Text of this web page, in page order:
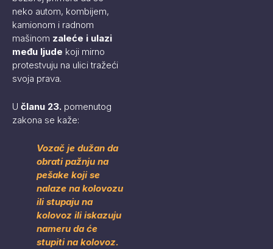
neko autom, kombijem,
kamionom i radnom
mašinom zaleće i ulazi
među ljude koji mirno
protestvuju na ulici tražeći
svoja prava.
U članu 23. pomenutog
zakona se kaže:
Vozač je dužan da
obrati pažnju na
pešake koji se
nalaze na kolovozu
ili stupaju na
kolovoz ili iskazuju
nameru da će
stupiti na kolovoz.